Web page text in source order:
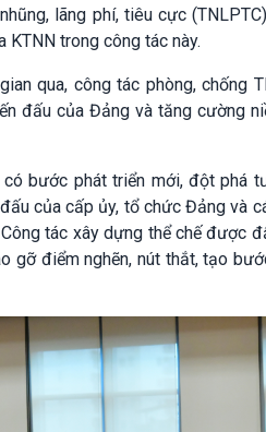
lãng phí, tiêu cực
trong công tác này.
qua, công tác phòng, chống
đấu của Đảng và tăng cường
bước phát triển mới, đột phá
của cấp ủy, tổ chức Đảng và
tác xây dựng thể chế được
gỡ điểm nghẽn, nút thắt, tạo